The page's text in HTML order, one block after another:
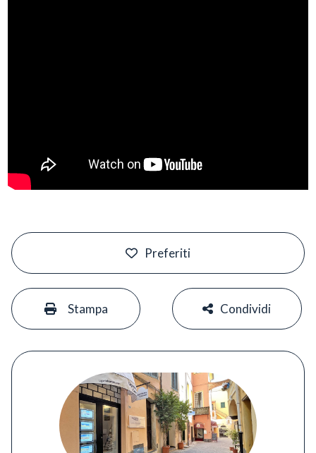
Preferiti
Stampa Condividi